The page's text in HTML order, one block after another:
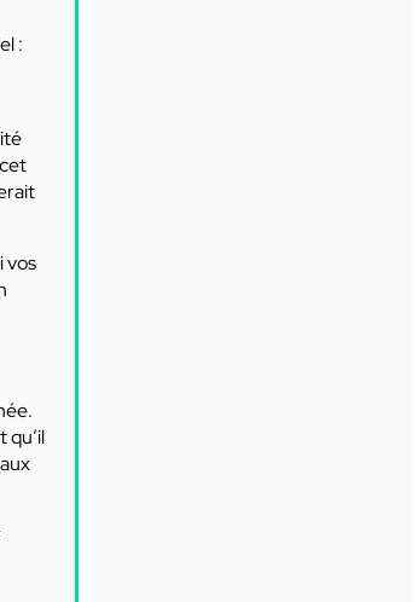
:
vos
qu’il